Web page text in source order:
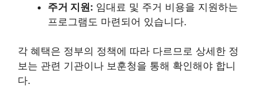
주거 지원: 임대료 및 주거 비용을 지원하는
프로그램도 마련되어 있습니다.
각 혜택은 정부의 정책에 따라 다르므로 상세한 정
보는 관련 기관이나 보훈청을 통해 확인해야 합니
다.